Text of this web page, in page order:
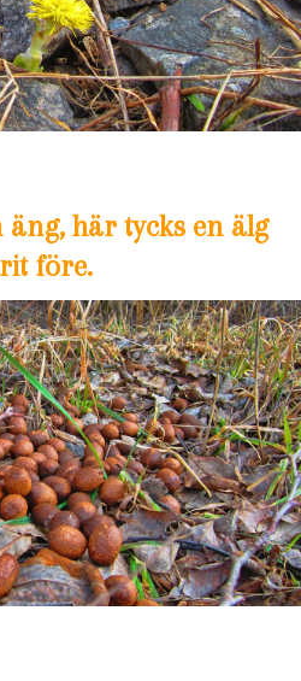
här tycks en älg
före.